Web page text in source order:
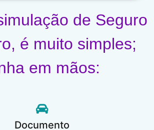
de Seguro
é muito simples;
em mãos:
Documento